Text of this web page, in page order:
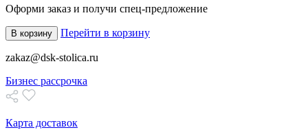
Оформи заказ и получи спец-предложение
В корзину Перейти в корзину
zakaz@dsk-stolica.ru
Бизнес рассрочка
Карта доставок